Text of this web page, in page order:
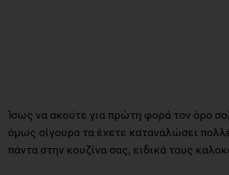
Ίσως να ακούτε για πρώτη φορά τον όρο
όμως σίγουρα τα έχετε καταναλώσει
πάντα στην κουζίνα σας, ειδικά τους